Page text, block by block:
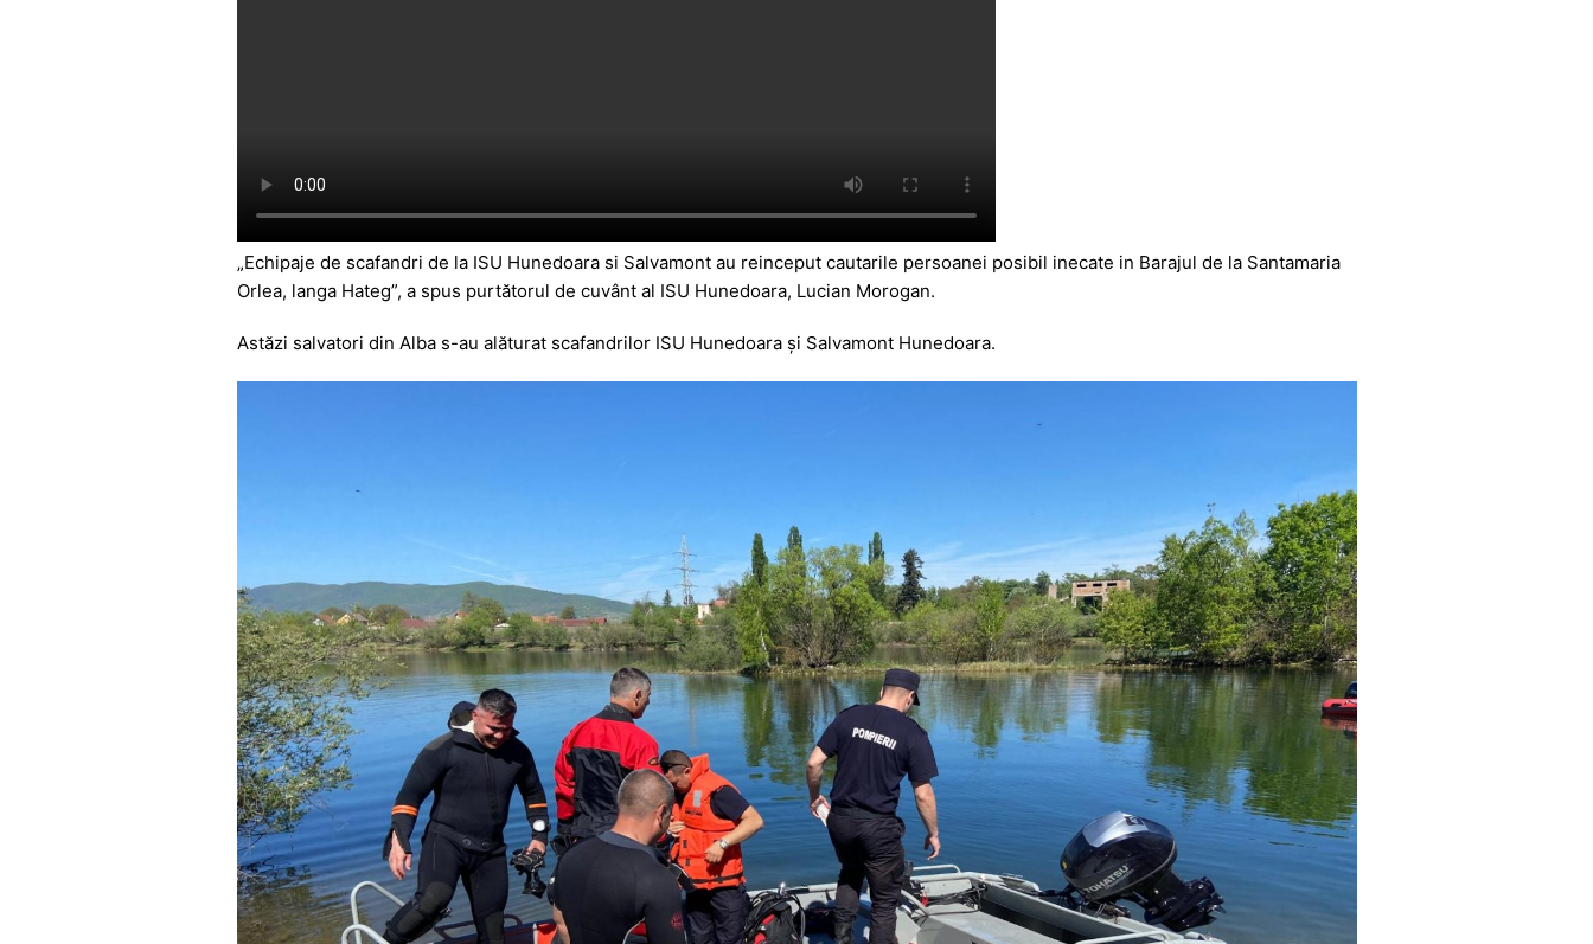
„Echipaje de scafandri de la ISU Hunedoara si Salvamont au reinceput cautarile persoanei posibil inecate in Barajul de la Santamaria
Orlea, langa Hateg”, a spus purtătorul de cuvânt al ISU Hunedoara, Lucian Morogan.
Astăzi salvatori din Alba s-au alăturat scafandrilor ISU Hunedoara și Salvamont Hunedoara.